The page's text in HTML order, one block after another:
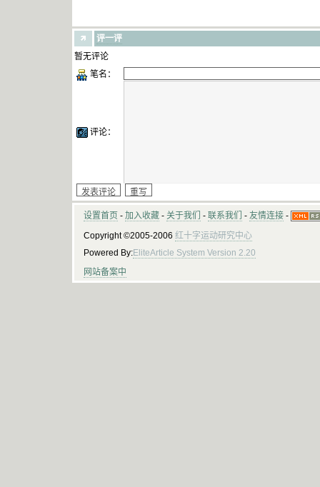
评一评
暂无评论
笔名：
评论：
设置首页 - 加入收藏 - 关于我们 - 联系我们 - 友情连接 -
Copyright ©2005-2006 红十字运动研究中心
Powered By:EliteArticle System Version 2.20
网站备案中